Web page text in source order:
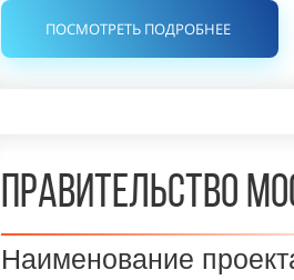
ПОСМОТРЕТЬ ПОДРОБНЕЕ
Правительство
Наименование